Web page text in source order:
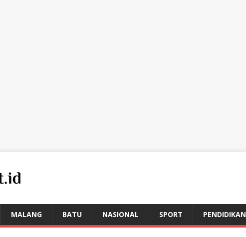
MALANG BATU NASIONAL SPORT PENDIDIKAN